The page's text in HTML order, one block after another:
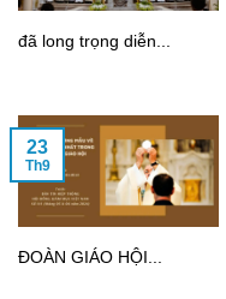
đã long trọng diễn...
ĐOÀN GIÁO HỘI...
23
Th9